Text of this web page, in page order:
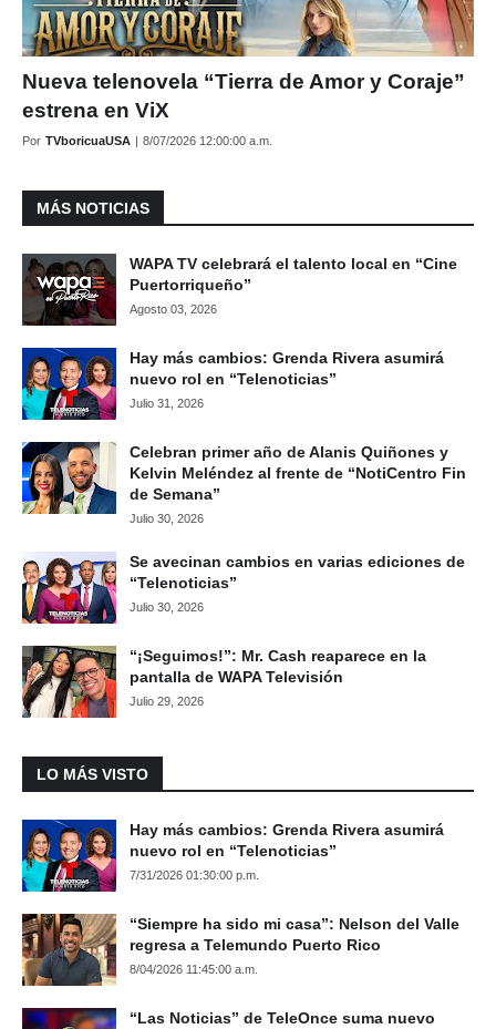
Nueva telenovela “Tierra de Amor y Coraje”
estrena en ViX
Por TVboricuaUSA 8/07/2026 12:00:00 a.m.
MÁS NOTICIAS
WAPA TV celebrará el talento local en “Cine
Puertorriqueño”
Agosto 03, 2026
Hay más cambios: Grenda Rivera asumirá
nuevo rol en “Telenoticias”
Julio 31, 2026
Celebran primer año de Alanis Quiñones y
Kelvin Meléndez al frente de “NotiCentro Fin
de Semana”
Julio 30, 2026
Se avecinan cambios en varias ediciones de
“Telenoticias”
Julio 30, 2026
“¡Seguimos!”: Mr. Cash reaparece en la
pantalla de WAPA Televisión
Julio 29, 2026
LO MÁS VISTO
Hay más cambios: Grenda Rivera asumirá
nuevo rol en “Telenoticias”
7/31/2026 01:30:00 p.m.
“Siempre ha sido mi casa”: Nelson del Valle
regresa a Telemundo Puerto Rico
8/04/2026 11:45:00 a.m.
“Las Noticias” de TeleOnce suma nuevo